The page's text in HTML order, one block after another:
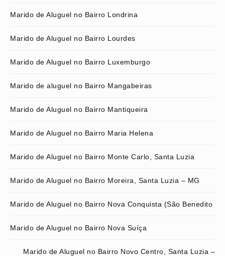
Marido de Aluguel no Bairro Londrina
Marido de Aluguel no Bairro Lourdes
Marido de Aluguel no Bairro Luxemburgo
Marido de aluguel no Bairro Mangabeiras
Marido de Aluguel no Bairro Mantiqueira
Marido de Aluguel no Bairro Maria Helena
Marido de Aluguel no Bairro Monte Carlo, Santa Luzia
Marido de Aluguel no Bairro Moreira, Santa Luzia – MG
Marido de Aluguel no Bairro Nova Conquista (São Benedito
Marido de Aluguel no Bairro Nova Suíça
Marido de Aluguel no Bairro Novo Centro, Santa Luzia –